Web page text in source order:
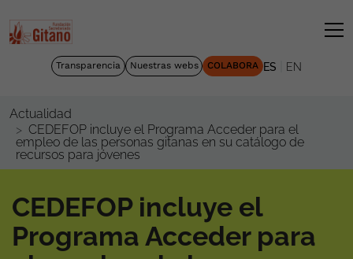
Transparencia Nuestras webs COLABORA ES EN
Actualidad
CEDEFOP incluye el Programa Acceder para el
empleo de las personas gitanas en su catálogo de
recursos para jóvenes
CEDEFOP incluye el
Programa Acceder para